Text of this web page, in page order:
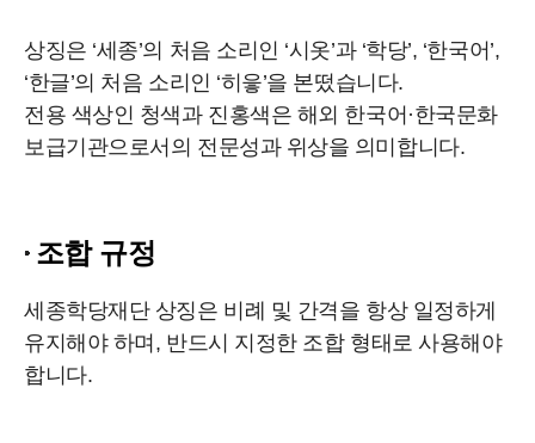
상징은 ‘세종’의 처음 소리인 ‘시옷’과 ‘학당’, ‘한국어’,
‘한글’의 처음 소리인 ‘히읗’을 본떴습니다.
전용 색상인 청색과 진홍색은 해외 한국어·한국문화
보급기관으로서의 전문성과 위상을 의미합니다.
조합 규정
세종학당재단 상징은 비례 및 간격을 항상 일정하게
유지해야 하며, 반드시 지정한 조합 형태로 사용해야
합니다.